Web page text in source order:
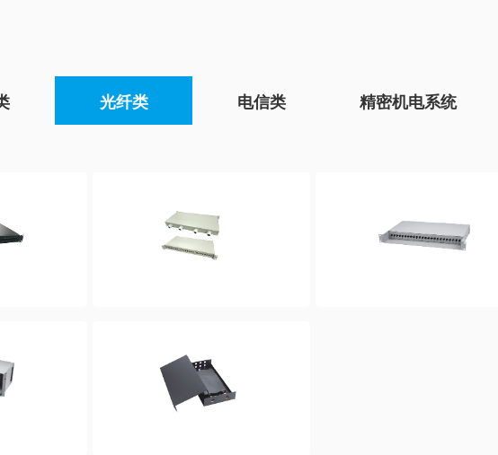
光纤类 电信类 精密机电系统